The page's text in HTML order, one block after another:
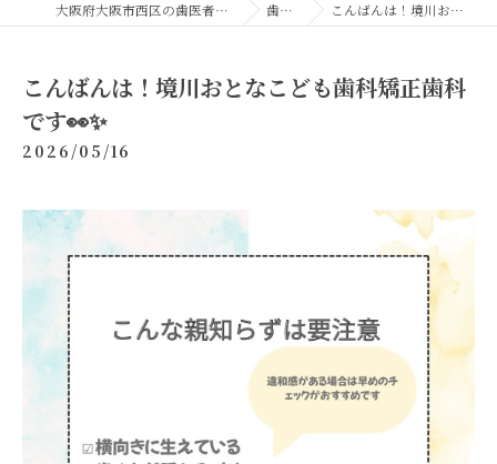
大阪府大阪市西区の歯医者なら境川おとな・こども歯科 矯正歯科 歯科コラム こんばんは！境川おとなこども歯科矯正歯科です👀✨
こんばんは！境川おとなこども歯科矯正歯科
です👀✨
2026/05/16